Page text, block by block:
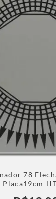
78
Placa19cm-